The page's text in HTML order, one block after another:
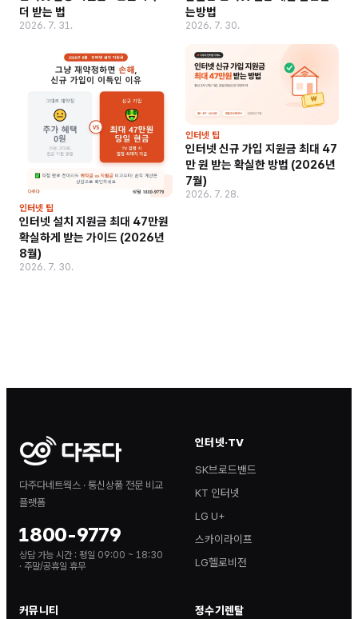
더 받는 법
2026. 7. 31.
는방법
2026. 7. 30.
인터넷 팁
인터넷 설치 지원금 최대 47만원
확실하게 받는 가이드 (2026년
8월)
2026. 7. 30.
인터넷 팁
인터넷 신규 가입 지원금 최대 47
만 원 받는 확실한 방법 (2026년
7월)
2026. 7. 28.
다주다네트웍스 · 통신상품 전문 비교
플랫폼
1800-9779
상담 가능 시간 : 평일 09:00 ~ 18:30
· 주말/공휴일 휴무
인터넷·TV
SK브로드밴드
KT 인터넷
LG U+
스카이라이프
LG헬로비전
커뮤니티 정수기렌탈